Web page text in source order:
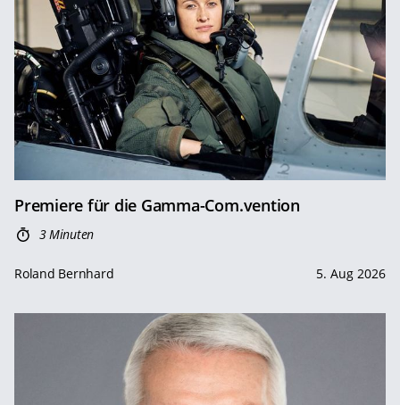
Premiere für die Gamma-Com.vention
3 Minuten
Roland Bernhard 5. Aug 2026